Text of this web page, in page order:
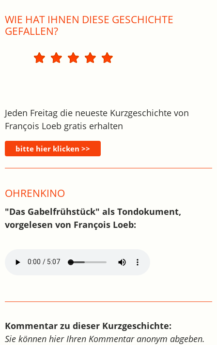
WIE HAT IHNEN DIESE GESCHICHTE
GEFALLEN?
Jeden Freitag die neueste Kurzgeschichte von
François Loeb gratis erhalten
OHRENKINO
"Das Gabelfrühstück" als Tondokument,
vorgelesen von François Loeb:
Kommentar zu dieser Kurzgeschichte:
Sie können hier Ihren Kommentar anonym abgeben.